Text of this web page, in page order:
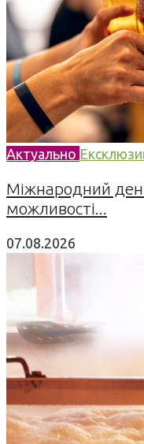
Актуально
Міжнародний
можливості...
07.08.2026